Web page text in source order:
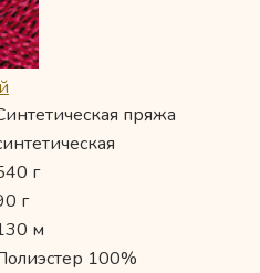
пряжа
г
г
м
100%